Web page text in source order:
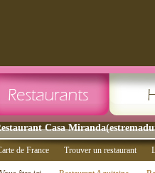
Casa
de France Trouver un restaurant